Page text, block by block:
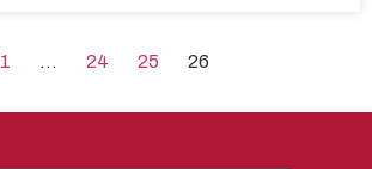
1 … 24 25 26